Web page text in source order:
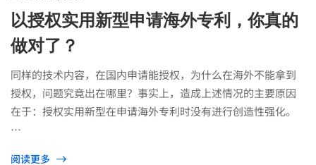
以授权实用新型申请海外专利，你真的
做对了？
同样的技术内容，在国内申请能授权，为什么在海外不能拿到
授权，问题究竟出在哪里？事实上，造成上述情况的主要原因
在于：授权实用新型在申请海外专利时没有进行创造性强化。
…
阅读更多